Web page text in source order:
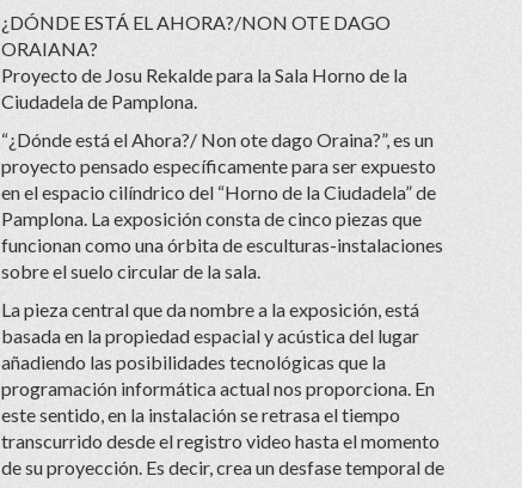
¿DÓNDE ESTÁ EL AHORA?/NON OTE DAGO
ORAIANA?
Proyecto de Josu Rekalde para la Sala Horno de la
Ciudadela de Pamplona.
“¿Dónde está el Ahora?/ Non ote dago Oraina?”, es un
proyecto pensado específicamente para ser expuesto
en el espacio cilíndrico del “Horno de la Ciudadela” de
Pamplona. La exposición consta de cinco piezas que
funcionan como una órbita de esculturas-instalaciones
sobre el suelo circular de la sala.
La pieza central que da nombre a la exposición, está
basada en la propiedad espacial y acústica del lugar
añadiendo las posibilidades tecnológicas que la
programación informática actual nos proporciona. En
este sentido, en la instalación se retrasa el tiempo
transcurrido desde el registro video hasta el momento
de su proyección. Es decir, crea un desfase temporal de